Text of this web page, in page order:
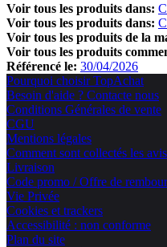
Voir tous les produits dans:
Voir tous les produits dans:
Voir tous les produits de la
Voir tous les produits
Référencé le: 30/04/2026
Pourquoi choisir TopAchat
Besoin d'aide ? Contacte nous
Conditions Générales de vente
CGU
Mentions légales
Comment sont collectés les
Livraison
Code promo / Offre de
Vie Privée
Cookies et trackers
Accessibilité : non conforme
Plan du site